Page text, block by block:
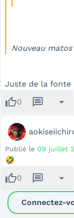
Nouveau
Juste de la fonte
thumb_up0 message arrow_drop_down
Publié le 09 juillet
🤣
thumb_up0 message arrow_drop_down
Connectez-